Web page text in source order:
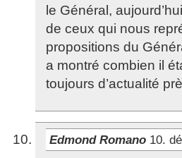
le Général,
de ceux qui nous
propositions du
a montré combien il
toujours d’actualité
Edmond Romano 10.